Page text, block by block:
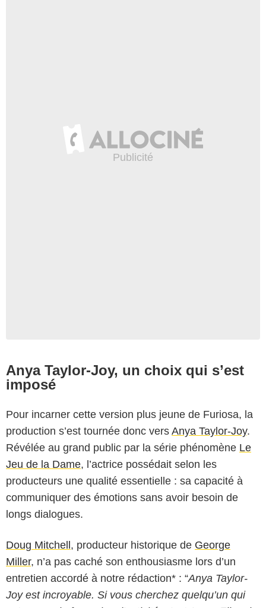
Anya Taylor-Joy, un choix qui s’est
imposé
Pour incarner cette version plus jeune de Furiosa, la
production s’est tournée donc vers Anya Taylor-Joy.
Révélée au grand public par la série phénomène Le
Jeu de la Dame, l’actrice possédait selon les
producteurs une qualité essentielle : sa capacité à
communiquer des émotions sans avoir besoin de
longs dialogues.
Doug Mitchell, producteur historique de George
Miller, n’a pas caché son enthousiasme lors d’un
entretien accordé à notre rédaction* : “Anya Taylor-
Joy est incroyable. Si vous cherchez quelqu’un qui